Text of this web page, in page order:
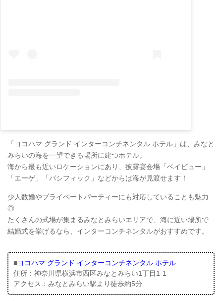
「ヨコハマ グランド インターコンチネンタル ホテル」は、みなと
みらいの海を一望できる場所に建つホテル。
海から最も近いロケーションにあり、披露宴会場「ベイビュー」
「エーゲ」「パシフィック」などからは海が見渡せます！
少人数婚やプライベートパーティーにも対応していることも魅力
◎
たくさんの式場が集まるみなとみらいエリアで、海に近い場所で
結婚式を挙げるなら、インターコンチネンタルがおすすめです。
■ヨコハマ グランド インターコンチネンタル ホテル
住所：神奈川県横浜市西区みなとみらい1丁目1-1
アクセス：みなとみらい駅より徒歩約5分